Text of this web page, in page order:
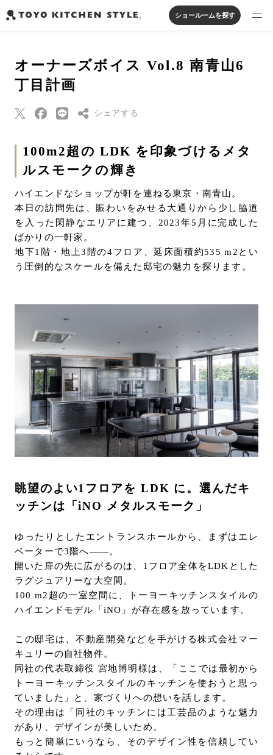
オープンキッチン アイランドキッチン
ペニンシュラキッチン
セパレートキッチン 並列型キッチン
システムキッチン
家具・照明・タイル
バス・洗面
実例から探す
ジャーナルを読む
オンラインストア
お知らせ
カタログを見る
よくあるご質問
サポート
LANGUAGE : JP
CN
ショールームを探す
オーナーズボイス Vol.8 南青山6
丁目計画
シェアする
Threads
Pinterest
はてなブックマー
ク
Eメールで送信
100m2超の LDK を印象づけるメタ
ルスモークの輝き
ハイエンドなショップが軒を連ねる東京・南青山。
本日の訪問先は、賑わいをみせる大通りから少し脇道
を入った閑静なエリアに建つ、2023年5月に完成した
ばかりの一軒家。
地下1階・地上3階の4フロア、延床面積約535 m2とい
う圧倒的なスケールを備えた邸宅の魅力を探ります。
眺望のよい1フロアを LDK に。選んだキ
ッチンは「iNO メタルスモーク」
ゆったりとしたエントランスホールから、まずはエレ
ベーターで3階へ――。
開いた扉の先に広がるのは、1フロア全体をLDKとした
ラグジュアリーな大空間。
100 m2超の一室空間に、トーヨーキッチンスタイルの
ハイエンドモデル「iNO」が存在感を放っています。
この邸宅は、不動産開発などを手がける株式会社マー
キュリーの自社物件。
同社の代表取締役 宮地博明様は、「ここでは最初から
トーヨーキッチンスタイルのキッチンを使おうと思っ
ていました」と、家づくりへの想いを話します。
その理由は「同社のキッチンには工芸品のような魅力
があり、デザインが美しいため。
もっと簡単にいうなら、そのデザイン性を信頼してい